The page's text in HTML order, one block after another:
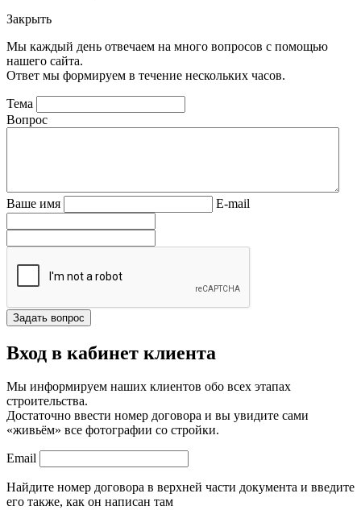
Закрыть
Мы каждый день отвечаем на много вопросов с помощью
нашего сайта.
Ответ мы формируем в течение нескольких часов.
Тема
Вопрос
Ваше имя E-mail
Вход в кабинет клиента
Мы информируем наших клиентов обо всех этапах
строительства.
Достаточно ввести номер договора и вы увидите сами
«живьём» все фотографии со стройки.
Email
Найдите номер договора в верхней части документа и введите
его также, как он написан там